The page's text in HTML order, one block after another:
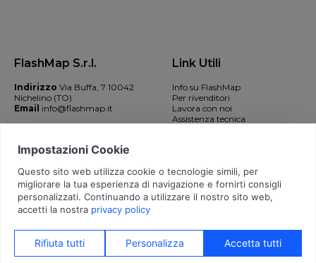
FlashMap S.r.l.
Indirizzo Via Buffa, 7 10042
Nichelino (TO)
Email info@flashmap.it
Link Utili
Info su FlashMap
Per rivenditori
Lavora con noi
Assistenza tecnica
© 2026 FlashMap S.r.l. - IT11089380015 -